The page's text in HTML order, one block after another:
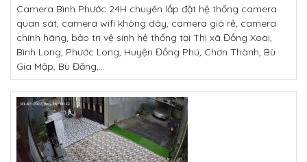
Camera Bình Phước 24H chuyên lắp đặt hệ thống camera
quan sát, camera wifi không dây, camera giá rẻ, camera
chính hãng, bảo trì vệ sinh hệ thống tại Thị xã Đồng Xoài,
Bình Long, Phước Long, Huyện Đồng Phú, Chơn Thành, Bù
Gia Mập, Bù Đăng,...